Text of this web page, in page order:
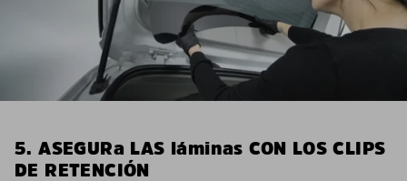
5. ASEGURa LAS láminas CON LOS CLIPS
DE RETENCIÓN